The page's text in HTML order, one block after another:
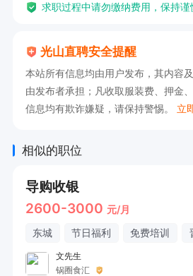
求职过程中请勿缴纳费用，保持谨
光山直聘安全提醒
本站所有信息均由用户发布，其内容
由发布者承担；凡收取服装费、押金
信息均有欺诈嫌疑，请保持警惕。 立
相似的职位
导购收银
2600-3000 元/月
东城 节日福利 免费培训
文先生
锅圈食汇